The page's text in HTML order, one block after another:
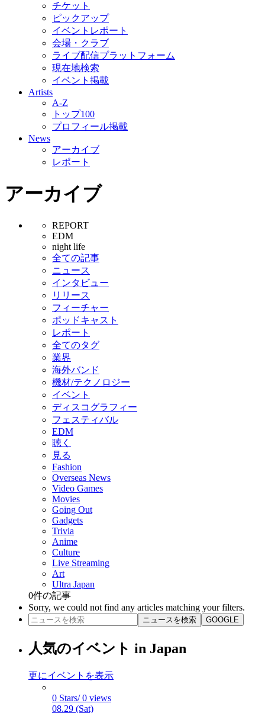
チケット
ピックアップ
イベントレポート
会場・クラブ
ライブ配信プラットフォーム
現在地検索
イベント掲載
Artists
A-Z
トップ100
プロフィール掲載
News
アーカイブ
レポート
アーカイブ
REPORT
EDM
night life
全ての記事
ニュース
インタビュー
リリース
フィーチャー
ポッドキャスト
レポート
全てのタグ
業界
海外バンド
機材/テクノロジー
イベント
ディスコグラフィー
フェスティバル
EDM
聴く
見る
Fashion
Overseas News
Video Games
Movies
Going Out
Gadgets
Trivia
Anime
Culture
Live Streaming
Art
Ultra Japan
0件の記事
Sorry, we could not find any articles matching your filters.
ニュースを検索 GOOGLE
人気のイベント in Japan
更にイベントを表示
0 Stars/ 0 views
08.29 (Sat)